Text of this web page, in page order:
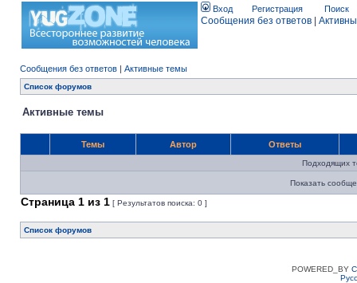
Вход Регистрация Поиск
Сообщения без ответов
Сообщения без ответов | Активные темы
Список форумов
Активные темы
Темы Автор Ответы
Подходящих
Показать
Страница 1 из 1 [ Результатов поиска: 0 ]
Список форумов
POWERED_BY